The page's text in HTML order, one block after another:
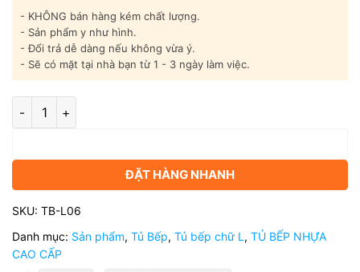
- KHÔNG bán hàng kém chất lượng.
- Sản phẩm y như hình.
- Đổi trả dễ dàng nếu không vừa ý.
- Sẽ có mặt tại nhà bạn từ 1 - 3 ngày làm việc.
Tủ bếp nhựa cao cấp chữ L - TB-L06 số lượng
ĐẶT HÀNG NHANH
SKU: TB-L06
Danh mục: Sản phẩm, Tủ Bếp, Tủ bếp chữ L, TỦ BẾP NHỰA
CAO CẤP